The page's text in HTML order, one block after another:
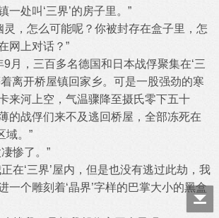
一处叫‘三界’的房子里。”
怎么可能呢？你被封存在盒子里，怎
网上对话？”
，三百多名德国和日本战俘聚集在‘三
离开桥屋镇回家乡。可是一股强劲的寒
来河上空，气温骤降至摄氏零下五十
的战俘们来不及逃回桥屋，全部冻死在
域。”
惨了。”
‘三界’屋内，但是也没有逃过此劫，我
一个雕刻着‘晶界’字样的巴掌大小的黑盒